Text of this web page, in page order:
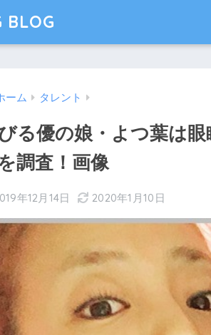
BLOG
ーム タレント
る優の娘・よつ葉は
調査！画像
年12月14日 2020年1月10日